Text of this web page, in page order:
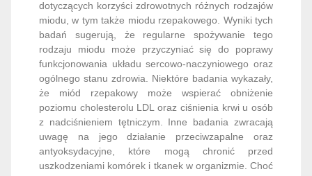
dotyczących korzyści zdrowotnych różnych rodzajów
miodu, w tym także miodu rzepakowego. Wyniki tych
badań sugerują, że regularne spożywanie tego
rodzaju miodu może przyczyniać się do poprawy
funkcjonowania układu sercowo-naczyniowego oraz
ogólnego stanu zdrowia. Niektóre badania wykazały,
że miód rzepakowy może wspierać obniżenie
poziomu cholesterolu LDL oraz ciśnienia krwi u osób
z nadciśnieniem tętniczym. Inne badania zwracają
uwagę na jego działanie przeciwzapalne oraz
antyoksydacyjne, które mogą chronić przed
uszkodzeniami komórek i tkanek w organizmie. Choć